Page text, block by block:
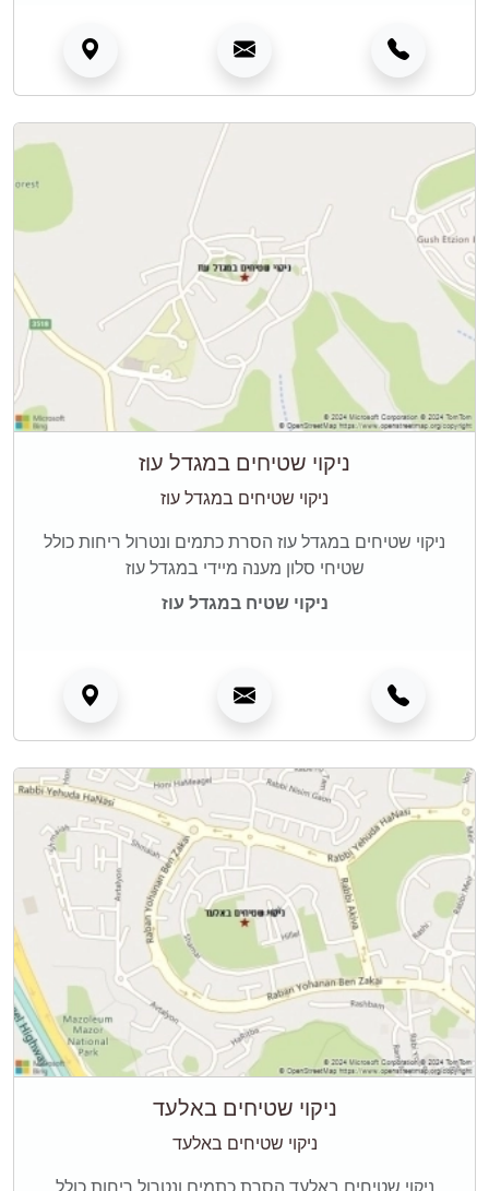
ניקוי שטיחים במגדל עוז
ניקוי שטיחים במגדל עוז
ניקוי שטיחים במגדל עוז הסרת כתמים ונטרול ריחות כולל
שטיחי סלון מענה מיידי במגדל עוז
ניקוי שטיח במגדל עוז
ניקוי שטיחים באלעד
ניקוי שטיחים באלעד